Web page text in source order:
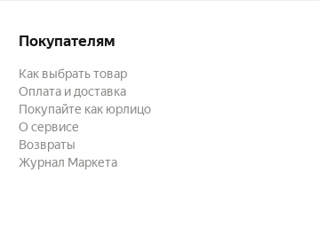
Покупателям
Как выбрать товар
Оплата и доставка
Покупайте как юрлицо
О сервисе
Возвраты
Журнал Маркета